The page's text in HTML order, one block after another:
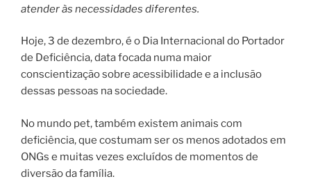
atender às necessidades diferentes.
Hoje, 3 de dezembro, é o Dia Internacional do Portador
de Deficiência, data focada numa maior
conscientização sobre acessibilidade e a inclusão
dessas pessoas na sociedade.
No mundo pet, também existem animais com
deficiência, que costumam ser os menos adotados em
ONGs e muitas vezes excluídos de momentos de
diversão da família.